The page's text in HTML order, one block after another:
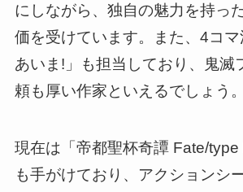
にしながら、独自の魅力を持っ
価を受けています。また、4コ
あいま!」も担当しており、鬼滅
頼も厚い作家といえるでしょう。
現在は「帝都聖杯奇譚 Fate/
も手がけており、アクションシ